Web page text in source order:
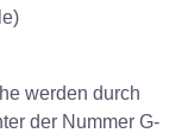
werden durch
der Nummer G-